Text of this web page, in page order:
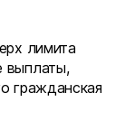
лимита
выплаты,
гражданская